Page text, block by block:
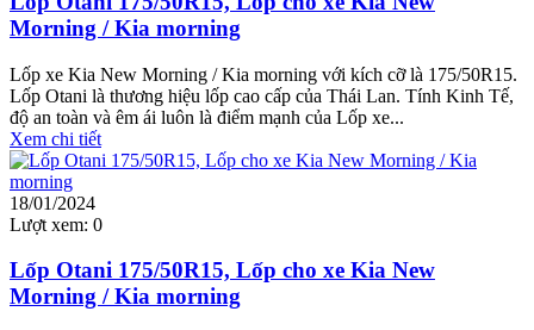
Morning / Kia morning
Lốp xe Kia New Morning / Kia morning với kích cỡ là 175/50R15.
Lốp Otani là thương hiệu lốp cao cấp của Thái Lan. Tính Kinh Tế,
độ an toàn và êm ái luôn là điểm mạnh của Lốp xe...
Xem chi tiết
18/01/2024
Lượt xem: 0
Lốp Otani 175/50R15, Lốp cho xe Kia New
Morning / Kia morning